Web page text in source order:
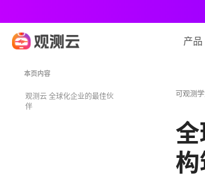
产品
可观测
本页内容
观测云 全球化企业的最佳伙
伴